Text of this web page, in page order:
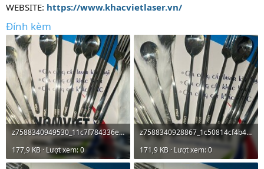
WEBSITE: https://www.khacvietlaser.vn/
Đính kèm
z7588340949530_11c7f784336ea4db1468f99ac57ed413 - Copy.jpg
177,9 KB · Lượt xem: 0
z7588340928867_1c50814cf4b4f7848b574f13593ce809 - Copy.jpg
171,9 KB · Lượt xem: 0